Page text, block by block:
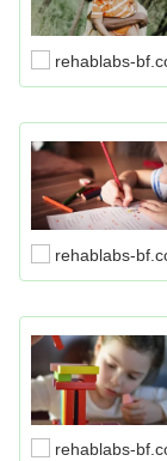
rehablabs-
rehablabs-
rehablabs-